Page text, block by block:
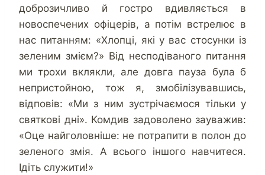
доброзичливо й гостро вдивляється в
новоспечених офіцерів, а потім встрелює в
нас питанням: «Хлопці, які у вас стосунки iз
зеленим змієм?» Від несподіваного питання
ми трохи вклякли, але довга пауза була б
непристойною, тож я, змобілізувавшись,
відповів: «Ми з ним зустрічаємося тільки у
святкові дні». Комдив задоволено зауважив:
«Оце найголовніше: не потрапити в полон до
зеленого змія. А всього іншого навчитеся.
Ідіть служити!»